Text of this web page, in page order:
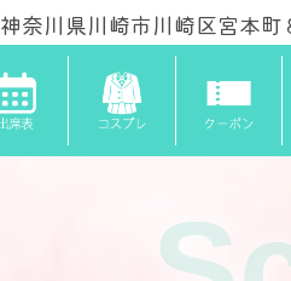
神奈川県川崎市川崎区宮本町